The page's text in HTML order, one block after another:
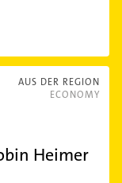
AUS DER REGION
ECONOMY
Heimer